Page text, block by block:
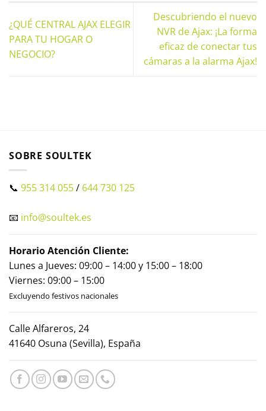
¿QUÉ CENTRAL AJAX ELEGIR
PARA TU HOGAR O
NEGOCIO?
Descubriendo el nuevo
NVR de Ajax: ¡La forma
eficaz de conectar tus
cámaras a la alarma Ajax!
SOBRE SOULTEK
📞 955 314 055/ 644 730 125
📧 info@soultek.es
Horario Atención Cliente:
Lunes a Jueves: 09:00 – 14:00 y 15:00 – 18:00
Viernes: 09:00 – 15:00
Excluyendo festivos nacionales
Calle Alfareros, 24
41640 Osuna (Sevilla), España